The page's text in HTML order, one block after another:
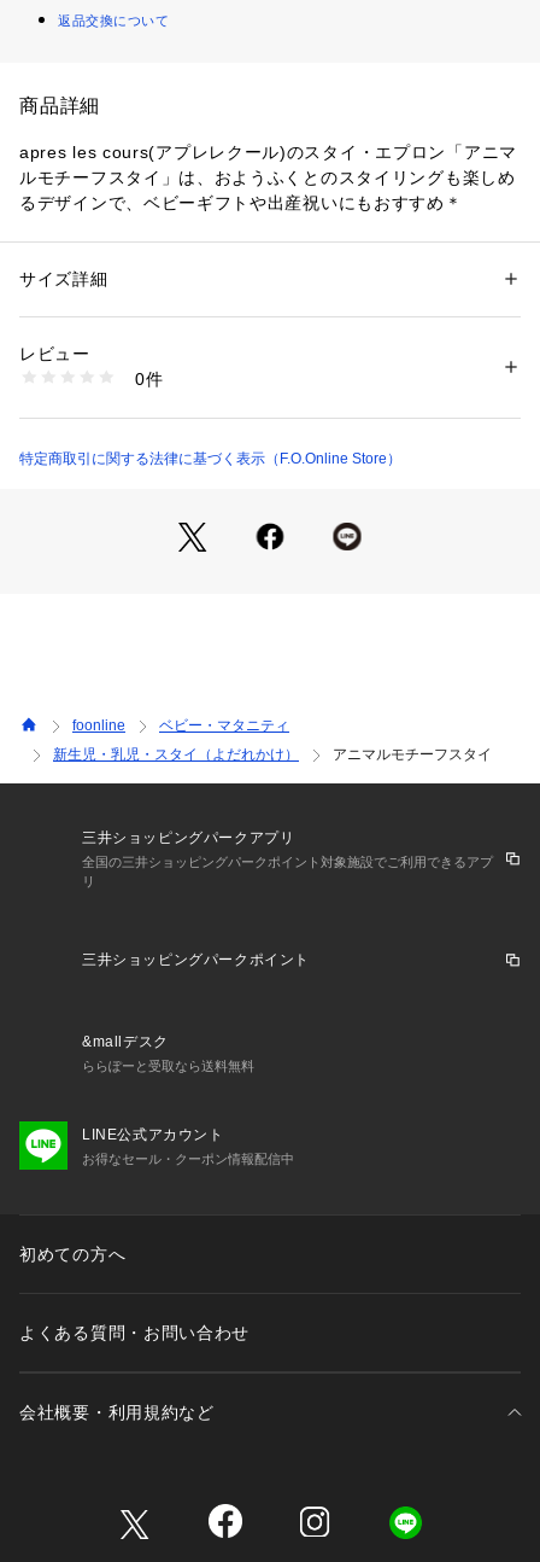
返品交換について
商品詳細
apres les cours(アプレレクール)のスタイ・エプロン「アニマ
ルモチーフスタイ」は、おようふくとのスタイリングも楽しめ
るデザインで、ベビーギフトや出産祝いにもおすすめ＊
性別：キッズ・ベビー
け）
表地：綿77% ポリエステル23%
裏地：ポリエステル100%
洗濯：40℃を上限に洗濯機で洗濯、デリケートアイテムモード、ネット使
※詳しい洗濯方法については、商品の品質表示タグをご覧ください
2380000019916
（モール）
サイズ詳細
レビュー
0件
特定商取引に関する法律に基づく表示（F.O.Online Store）
foonline
ベビー・マタニティ
新生児・乳児・スタイ（よだれかけ）
アニマルモチーフスタイ
三井ショッピングパークアプリ
全国の三井ショッピングパークポイント対象施設でご利用できるアプ
リ
三井ショッピングパークポイント
&mallデスク
ららぽーと受取なら送料無料
LINE公式アカウント
お得なセール・クーポン情報配信中
初めての方へ
よくある質問・お問い合わせ
会社概要・利用規約など